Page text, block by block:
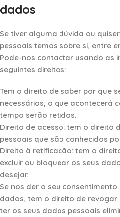
dados
Se tiver alguma dúvida ou
pessoais temos sobre si, entre
Pode-nos contactar usando as
seguintes direitos:
Tem o direito de saber por que
necessários, o que acontecerá
tempo serão retidos.
Direito de acesso: tem o direito
pessoais que são conhecidos
Direito à retificação: tem o
excluir ou bloquear os seus
desejar.
Se nos der o seu
dados, tem o direito de revogar
ter os seus dados pessoais